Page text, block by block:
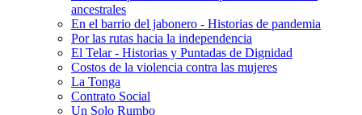
ancestrales
En el barrio del jabonero - Historias de pandemia
Por las rutas hacia la independencia
El Telar - Historias y Puntadas de Dignidad
Costos de la violencia contra las mujeres
La Tonga
Contrato Social
Un Solo Rumbo